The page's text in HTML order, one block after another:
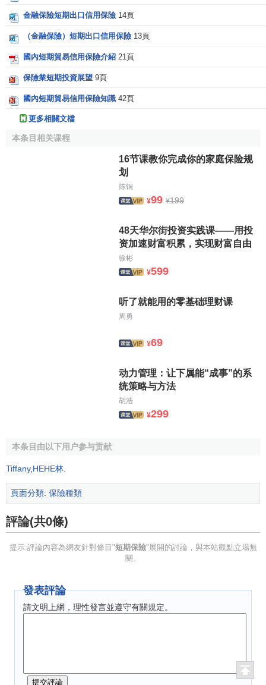
金融保險短期出口信用保險 14頁
（金融保險）短期出口信用保險 13頁
國內短期貿易信用保險介紹 21頁
保險業短期投資展望 9頁
國內短期貿易信用保險知識 42頁
更多相關文檔
本条目相关课程
16节课教你完成你的家庭保险规
划
陈铜
¥99 ¥199
48天华尔街投资实践课——用投
资加速财富积累，实现财富自由
徐彬
¥599
听了就能用的零基础理财课
周勇
¥69
动力管理：让下属能“成事”的系
统策略与方法
胡浩
¥299
本条目由以下用户参与贡献
Tiffany,HEHE林.
頁面分類: 保險種類
評論(共0條)
提示:評論內容為網友針對條目"短期保險"展開的討論，與本站觀點立場無
關。
發表評論
請文明上網，理性發言並遵守有關規定。